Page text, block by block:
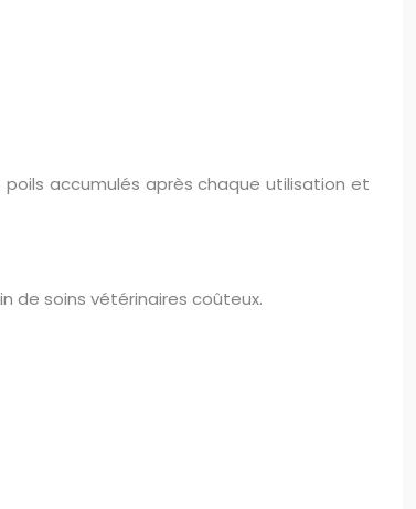
accumulés après chaque utilisation et
de soins vétérinaires coûteux.